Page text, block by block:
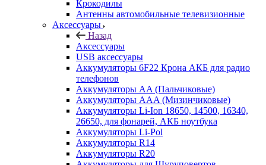
Крокодилы
Антенны автомобильные телевизионные
Аксессуары
Назад
Аксессуары
USB аксессуары
Аккумуляторы 6F22 Крона АКБ для радио
телефонов
Аккумуляторы AA (Пальчиковые)
Аккумуляторы AAA (Мизинчиковые)
Аккумуляторы Li-Ion 18650, 14500, 16340,
26650, для фонарей, АКБ ноутбука
Аккумуляторы Li-Pol
Аккумуляторы R14
Аккумуляторы R20